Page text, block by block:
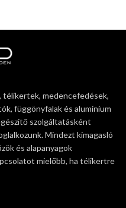
télikertek, medencefedések,
függönyfalak és alumínium
szolgáltatásként
Mindezt kimagasló
és alapanyagok
mielőbb, ha télikertre